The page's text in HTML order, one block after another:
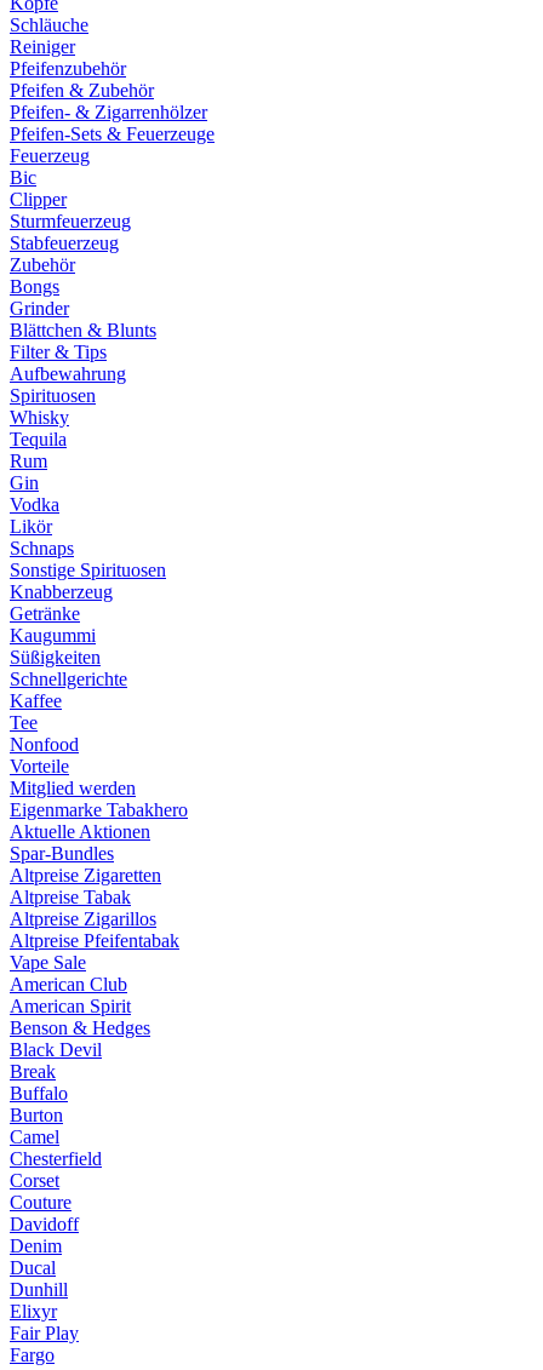
Schläuche
Reiniger
Pfeifenzubehör
Pfeifen & Zubehör
Pfeifen- & Zigarrenhölzer
Pfeifen-Sets & Feuerzeuge
Feuerzeug
Bic
Clipper
Sturmfeuerzeug
Stabfeuerzeug
Zubehör
Bongs
Grinder
Blättchen & Blunts
Filter & Tips
Aufbewahrung
Spirituosen
Whisky
Tequila
Rum
Gin
Vodka
Likör
Schnaps
Sonstige Spirituosen
Knabberzeug
Getränke
Kaugummi
Süßigkeiten
Schnellgerichte
Kaffee
Tee
Nonfood
Vorteile
Mitglied werden
Eigenmarke Tabakhero
Aktuelle Aktionen
Spar-Bundles
Altpreise Zigaretten
Altpreise Tabak
Altpreise Zigarillos
Altpreise Pfeifentabak
Vape Sale
American Club
American Spirit
Benson & Hedges
Black Devil
Break
Buffalo
Burton
Camel
Chesterfield
Corset
Couture
Davidoff
Denim
Ducal
Dunhill
Elixyr
Fair Play
Fargo